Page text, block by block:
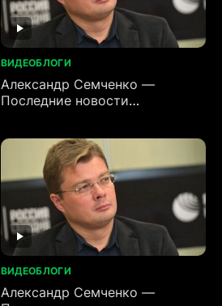
ВИДЕОБЛОГИ
Александр Семченко —
Последние новости
ВИДЕОБЛОГИ
Александр Семченко —